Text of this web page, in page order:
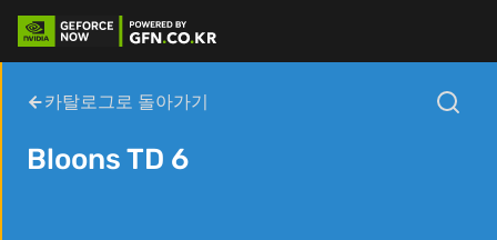
카탈로그로 돌아가기
Bloons TD 6